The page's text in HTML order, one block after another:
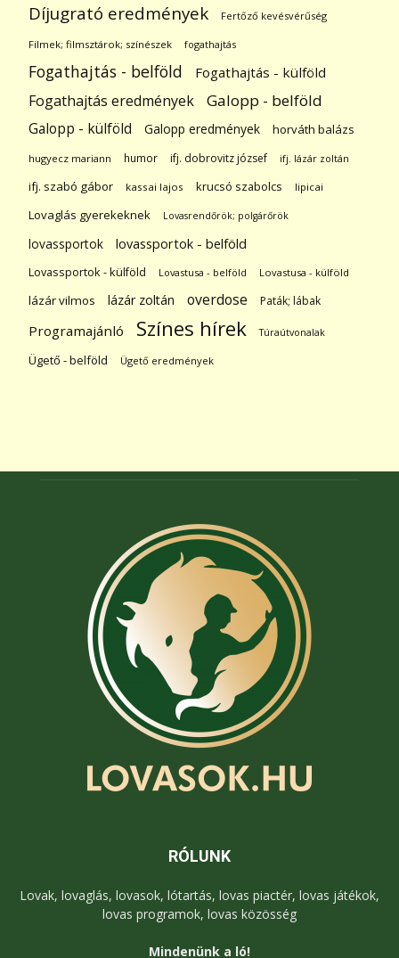
Díjugrató eredmények Fertőző kevésvérűség
Filmek; filmsztárok; színészek fogathajtás
Fogathajtás - belföld Fogathajtás - külföld
Fogathajtás eredmények Galopp - belföld
Galopp - külföld Galopp eredmények horváth balázs
hugyecz mariann humor ifj. dobrovitz józsef ifj. lázár zoltán
ifj. szabó gábor kassai lajos krucsó szabolcs lipicai
Lovaglás gyerekeknek Lovasrendőrök; polgárőrök
lovassportok lovassportok - belföld
Lovassportok - külföld Lovastusa - belföld Lovastusa - külföld
lázár vilmos lázár zoltán overdose Paták; lábak
Programajánló Színes hírek Túraútvonalak
Ügető - belföld Ügető eredmények
RÓLUNK
Lovak, lovaglás, lovasok, lótartás, lovas piactér, lovas játékok,
lovas programok, lovas közösség
Mindenünk a ló!